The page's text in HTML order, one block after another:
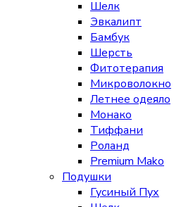
Шелк
Эвкалипт
Бамбук
Шерсть
Фитотерапия
Микроволокно
Летнее одеяло
Монако
Тиффани
Роланд
Premium Mako
Подушки
Гусиный Пух